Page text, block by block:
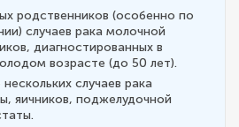
родственников (особенно по
случаев рака молочной
диагностированных в
возрасте (до 50 лет).
случаев рака
яичников, поджелудочной